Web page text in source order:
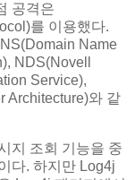
공격은
를 이용했다.
Name
NDS(Novell
Service),
Architecture)와 같
지 조회 기능을 중
다. 하지만 Log4j